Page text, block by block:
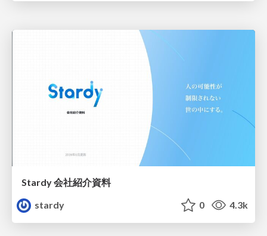
Stardy 会社紹介資料
stardy
0 4.3k